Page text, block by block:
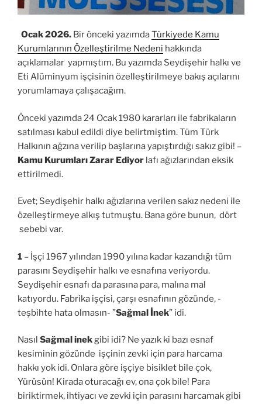
Ocak 2026. Bir önceki yazımdaTürkiyede Kamu
Kurumlarının Özelleştirilme Nedeni hakkında
açıklamalar yapmıştım. Bu yazımda Seydişehir halkı ve
Eti Alüminyum işçisinin özelleştirilmeye bakış açılarını
yorumlamaya çalışacağım.
Önceki yazımda 24 Ocak 1980 kararları ile fabrikaların
satılması kabul edildi diye belirtmiştim. Tüm Türk
Halkının ağzına verilip başlarına yapıştırdığı sakız gibi! –
Kamu Kurumları Zarar Ediyor lafı ağızlarından eksik
ettirilmedi.
Evet; Seydişehir halkı ağızlarına verilen sakız nedeni ile
özelleştirmeye alkış tutmuştu. Bana göre bunun, dört
sebebi var.
1 – İşçi 1967 yılından 1990 yılına kadar kazandığı tüm
parasını Seydişehir halkı ve esnafına veriyordu.
Seydişehir esnafı da parasına para, malına mal
katıyordu. Fabrika işçisi, çarşı esnafının gözünde, -
teşbihte hata olmasın- ”Sağmal İnek” idi.
Nasıl Sağmal inekgibi idi? Ne yazık ki bazı esnaf
kesiminin gözünde işçinin zevki için para harcama
hakkı yok idi. Onlara göre işçiye bisiklet bile çok,
Yürüsün! Kirada oturacağı ev, ona çok bile! Para
biriktirmek, ihtiyacı ve zevki için parasını harcamak gibi